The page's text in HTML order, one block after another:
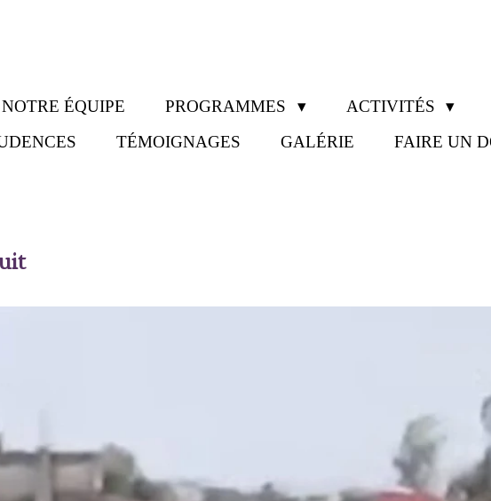
NOTRE ÉQUIPE PROGRAMMES ACTIVITÉS
TÉMOIGNAGES GALÉRIE FAIRE UN